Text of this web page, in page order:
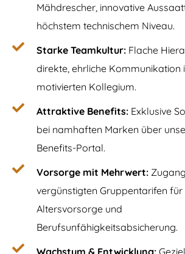
Mähdrescher, innovative
höchstem technischem Niveau.
Starke Teamkultur: Flache
direkte, ehrliche Kommunikation
motivierten Kollegium.
Attraktive Benefits: Exklusive
bei namhaften Marken über
Benefits-Portal.
Vorsorge mit Mehrwert:
vergünstigten Gruppentarifen für
Altersvorsorge und
Berufsunfähigkeitsabsicherung.